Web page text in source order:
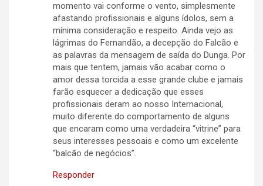
momento vai conforme o vento, simplesmente
afastando profissionais e alguns ídolos, sem a
mínima consideração e respeito. Ainda vejo as
lágrimas do Fernandão, a decepção do Falcão e
as palavras da mensagem de saída do Dunga. Por
mais que tentem, jamais vão acabar como o
amor dessa torcida a esse grande clube e jamais
farão esquecer a dedicação que esses
profissionais deram ao nosso Internacional,
muito diferente do comportamento de alguns
que encaram como uma verdadeira “vitrine” para
seus interesses pessoais e como um excelente
“balcão de negócios”.
Responder